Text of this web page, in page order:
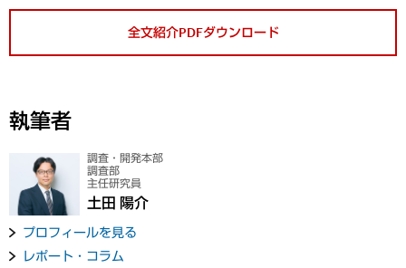
全文紹介PDFダウンロード
執筆者
調査・開発本部
調査部
主任研究員
土田 陽介
プロフィールを見る
レポート・コラム